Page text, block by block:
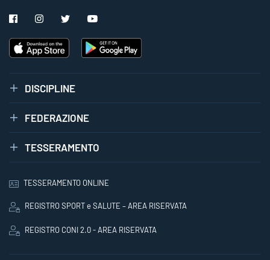
DISCIPLINE
FEDERAZIONE
TESSERAMENTO
TESSERAMENTO ONLINE
REGISTRO SPORT e SALUTE – AREA RISERVATA
REGISTRO CONI 2.0 - AREA RISERVATA